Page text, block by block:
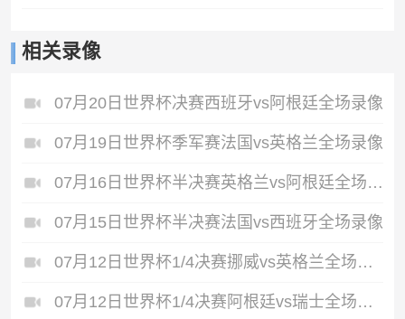
相关录像
07月20日世界杯决赛西班牙vs阿根廷全场录像
07月19日世界杯季军赛法国vs英格兰全场录像
07月16日世界杯半决赛英格兰vs阿根廷全场录像
07月15日世界杯半决赛法国vs西班牙全场录像
07月12日世界杯1/4决赛挪威vs英格兰全场录像
07月12日世界杯1/4决赛阿根廷vs瑞士全场录像